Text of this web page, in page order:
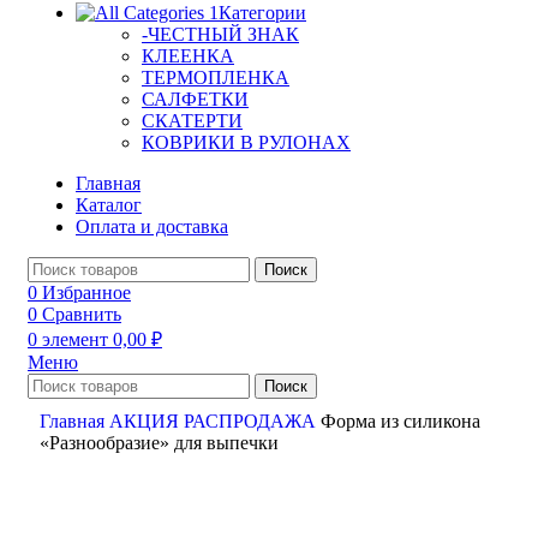
Категории
-ЧЕСТНЫЙ ЗНАК
КЛЕЕНКА
ТЕРМОПЛЕНКА
САЛФЕТКИ
СКАТЕРТИ
КОВРИКИ В РУЛОНАХ
Главная
Каталог
Оплата и доставка
Поиск
0 Избранное
0 Сравнить
0 элемент 0,00 ₽
Меню
Поиск
Главная АКЦИЯ РАСПРОДАЖА Форма из силикона
«Разнообразие» для выпечки